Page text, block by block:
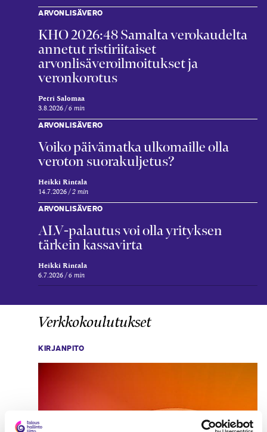
ARVONLISÄVERO
KHO 2026:48 Samalta verokaudelta
annetut ristiriitaiset
arvonlisäveroilmoitukset ja
veronkorotus
Petri Salomaa
3.8.2026 6 min
ARVONLISÄVERO
Voiko päivämatka ulkomaille olla
veroton suorakuljetus?
Heikki Rintala
14.7.2026 2 min
ARVONLISÄVERO
ALV-palautus voi olla yrityksen
tärkein kassavirta
Heikki Rintala
6.7.2026 6 min
Verkkokoulutukset
KIRJANPITO